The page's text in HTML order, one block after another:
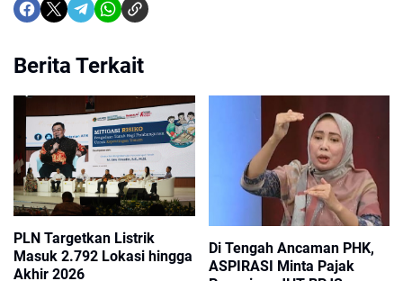
Berita Terkait
PLN Targetkan Listrik
Masuk 2.792 Lokasi hingga
Akhir 2026
Di Tengah Ancaman PHK,
ASPIRASI Minta Pajak